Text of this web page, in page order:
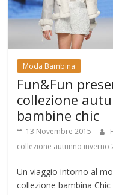
Moda Bambina
Fun&Fun
collezione
bambine chic
13 Novembre 2015
collezione autunno inverno
Un viaggio intorno al
collezione bambina